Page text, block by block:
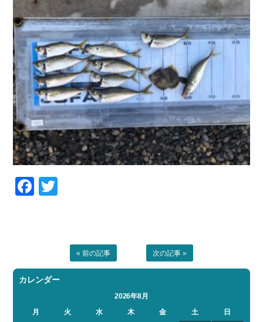
Recruit
リンク集
Link
Facebook
« 前の記事 次の記事 »
カレンダー
2026年8月
月
火 水 木 金 土
日